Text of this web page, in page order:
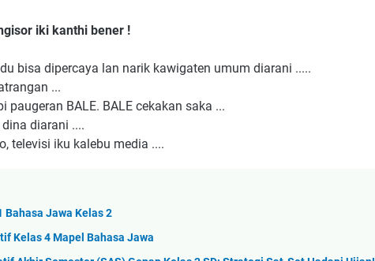
iki kanthi bener !
bisa dipercaya lan narik kawigaten umum diarani .....
...
paugeran BALE. BALE cekakan saka ...
diarani ....
televisi iku kalebu media ....
Bahasa Jawa Kelas 2
Kelas 4 Mapel Bahasa Jawa